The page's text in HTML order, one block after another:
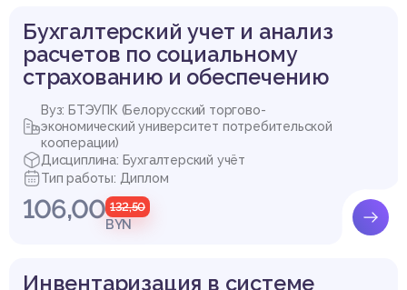
Выдержка из работы
Бухгалтерский учет и анализ
расчетов по социальному
страхованию и обеспечению
Вуз: БТЭУПК (Белорусский торгово-
экономический университет потребительской
кооперации)
Дисциплина: Бухгалтерский учёт
Тип работы: Диплом
106,00 132,50
BYN
Инвентаризация в системе